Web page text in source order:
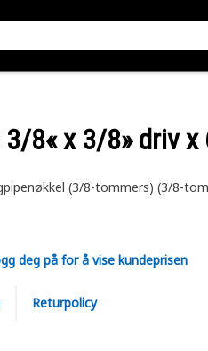
3/8« x 3/8» driv
(3/8-tommers) (3/8-
deg på for å vise kundeprisen
Returpolicy